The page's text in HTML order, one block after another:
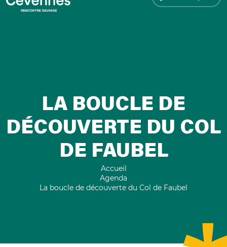
LA BOUCLE DE
DÉCOUVERTE DU COL
DE FAUBEL
Accueil
Agenda
La boucle de découverte du Col de Faubel